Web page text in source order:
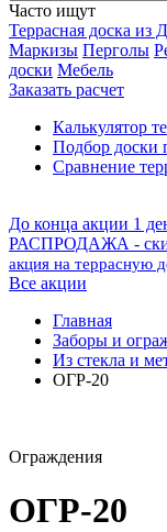
Часто ищут
Террасная доска из
Маркизы Перголы
доски Мебель
Заказать расчет
Калькулятор
Подбор доски
Сравнение
До конца акции 1
РАСПРОДАЖА -
акция на террасную
Все акции
Главная
Заборы и
Из стекла и
ОГР-20
Ограждения
ОГР-20